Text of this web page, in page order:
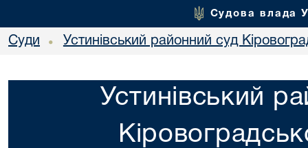
Судова влада
Суди • Устинівський районний суд
Устинівський